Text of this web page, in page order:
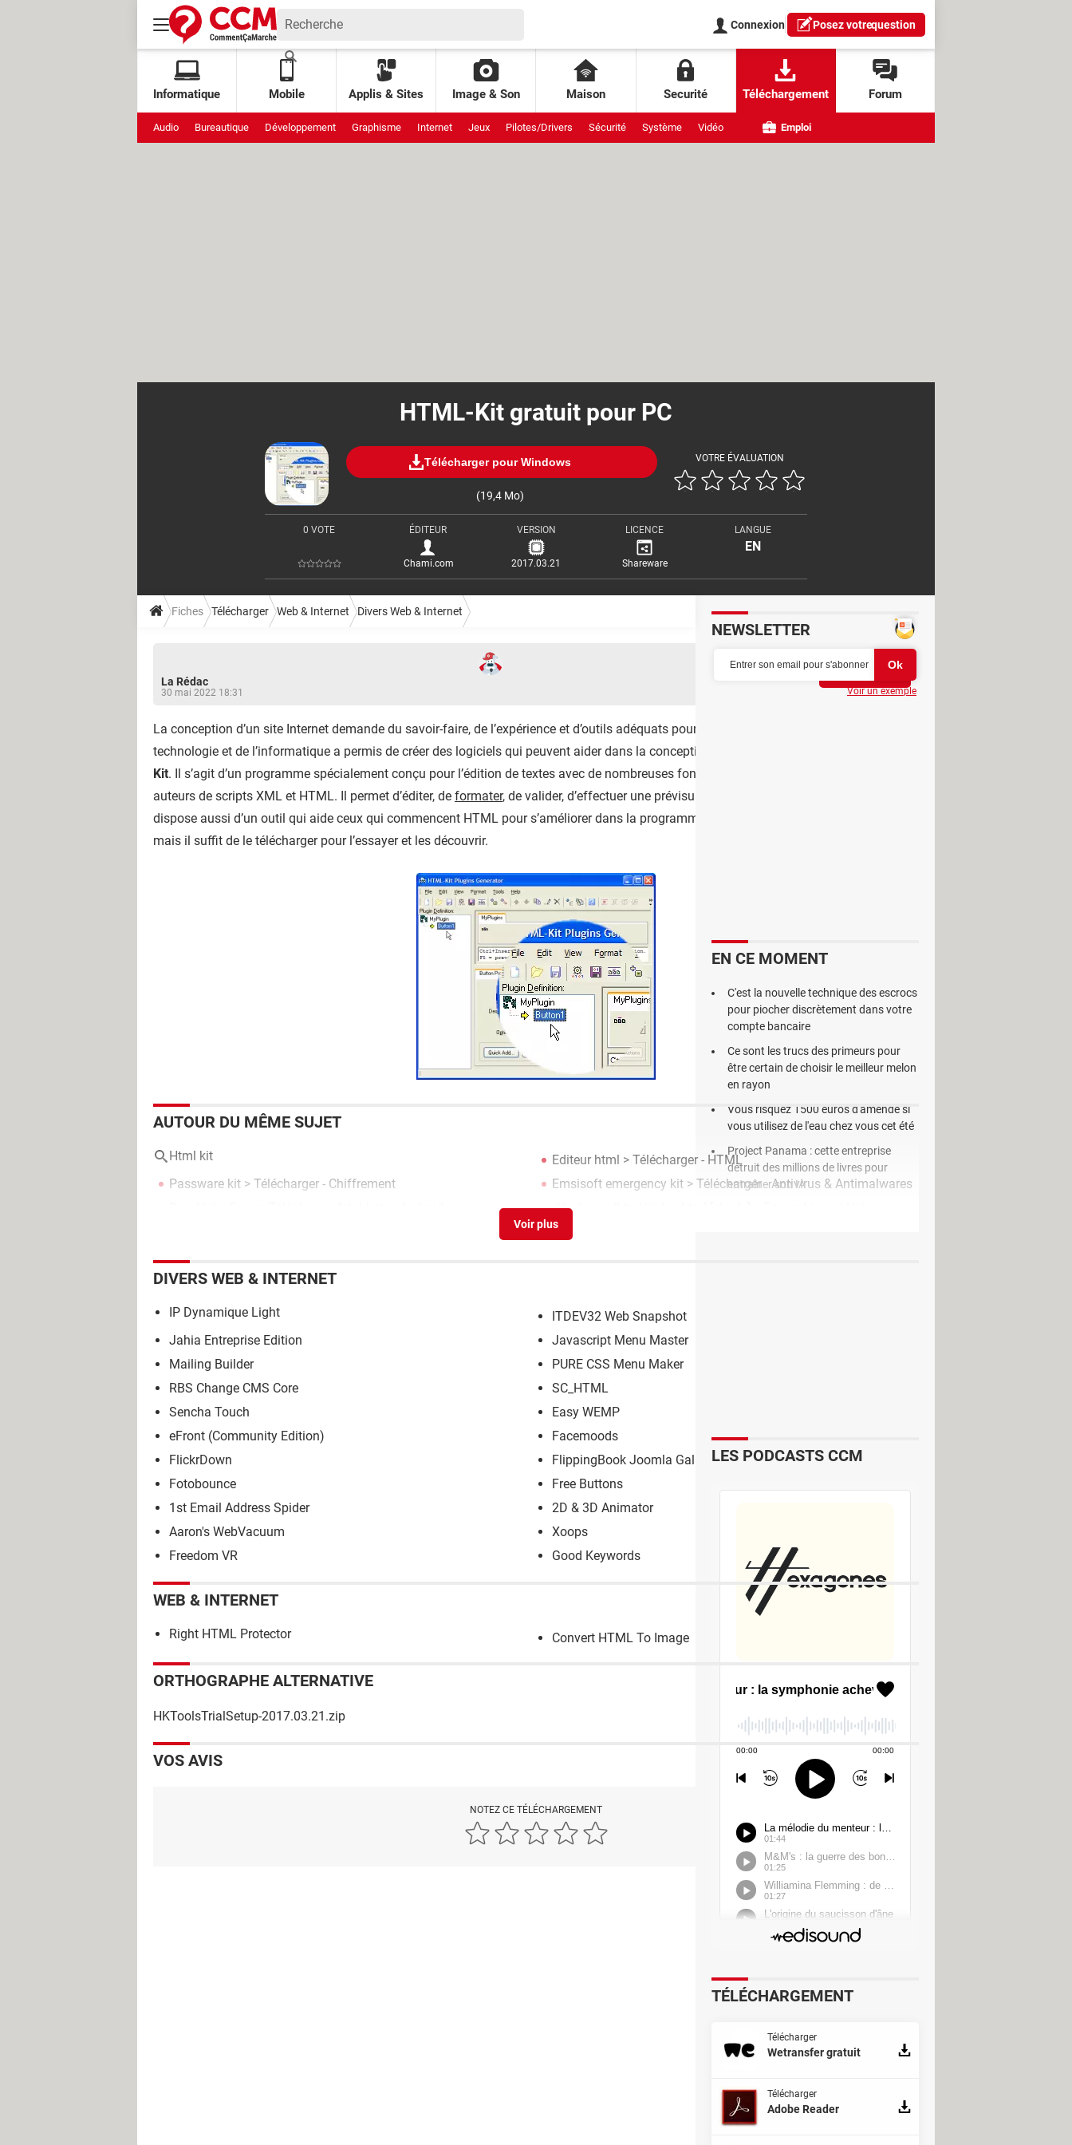
Connexion Posez votrequestion
Informatique Mobile Applis & Sites Image & Son Maison Securité Téléchargement Forum
Audio Bureautique Développement Graphisme Internet Jeux Pilotes/Drivers Sécurité Système Vidéo Emploi
HTML-Kit gratuit pour PC
Télécharger pour Windows
(19,4 Mo)
VOTRE ÉVALUATION
0 VOTE ÉDITEUR
Chami.com
VERSION
2017.03.21
LICENCE
Shareware
LANGUE
EN
Fiches Télécharger Web & Internet Divers Web & Internet
La Rédac
30 mai 2022 18:31
La conception d’un site Internet demande du savoir-faire, de l’expérience et d’outils adéquats pour être menée à bien. L’évolution de la
technologie et de l’informatique a permis de créer des logiciels qui peuvent aider dans la conception de sites web à l’exemple de
Kit. Il s’agit d’un programme spécialement conçu pour l’édition de textes avec de nombreuses fonctions. Il est surtout destiné aux
auteurs de scripts XML et HTML. Il permet d’éditer, de formater, de valider, d’effectuer une prévisualisation et de publier les pages web. Il
dispose aussi d’un outil qui aide ceux qui commencent HTML pour s’améliorer dans la programmation. Les fonctions sont nombreuses
mais il suffit de le télécharger pour l’essayer et les découvrir.
AUTOUR DU MÊME SUJET
Html kit Editeur html > Télécharger - HTML
Passware kit > Télécharger - Chiffrement Emsisoft emergency kit > Télécharger - Antivirus & Antimalwares
/Var/www/html/index.html
DIVERS WEB & INTERNET
IP Dynamique Light
ITDEV32 Web Snapshot
Jahia Entreprise Edition
Javascript Menu Master
Mailing Builder
PURE CSS Menu Maker
RBS Change CMS Core
SC_HTML
Sencha Touch
Easy WEMP
eFront (Community Edition)
Facemoods
FlickrDown
FlippingBook Joomla Gallery
Fotobounce
Free Buttons
1st Email Address Spider
2D & 3D Animator
Aaron's WebVacuum
Xoops
Freedom VR
Good Keywords
WEB & INTERNET
Right HTML Protector Convert HTML To Image
ORTHOGRAPHE ALTERNATIVE
HKToolsTrialSetup-2017.03.21.zip
VOS AVIS
NOTEZ CE TÉLÉCHARGEMENT
NEWSLETTER
Voir un exemple
EN CE MOMENT
C'est la nouvelle technique des escrocs
pour piocher discrètement dans votre
compte bancaire
Ce sont les trucs des primeurs pour
être certain de choisir le meilleur melon
en rayon
Vous risquez 1500 euros d'amende si
vous utilisez de l'eau chez vous cet été
Project Panama : cette entreprise
détruit des millions de livres pour
entraîner son IA
LES PODCASTS CCM
TÉLÉCHARGEMENT
Télécharger
Wetransfer gratuit
Télécharger
Adobe Reader